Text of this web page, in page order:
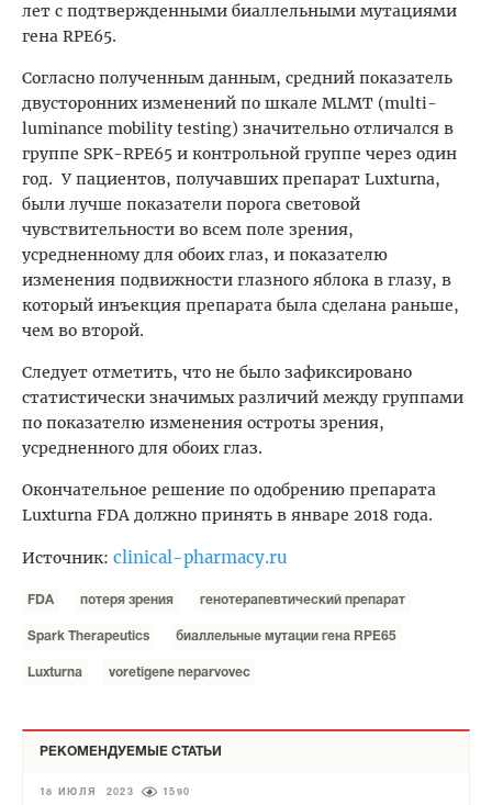
лет с подтвержденными биаллельными мутациями
гена RPE65.
Согласно полученным данным, средний показатель
двусторонних изменений по шкале MLMT (multi-
luminance mobility testing) значительно отличался в
группе SPK-RPE65 и контрольной группе через один
год. У пациентов, получавших препарат Luxturna,
были лучше показатели порога световой
чувствительности во всем поле зрения,
усредненному для обоих глаз, и показателю
изменения подвижности глазного яблока в глазу, в
который инъекция препарата была сделана раньше,
чем во второй.
Следует отметить, что не было зафиксировано
статистически значимых различий между группами
по показателю изменения остроты зрения,
усредненного для обоих глаз.
Окончательное решение по одобрению препарата
Luxturna FDA должно принять в январе 2018 года.
Источник: clinical-pharmacy.ru
FDA потеря зрения генотерапевтический препарат
Spark Therapeutics биаллельные мутации гена RPE65
Luxturna voretigene neparvovec
РЕКОМЕНДУЕМЫЕ СТАТЬИ
18 ИЮЛЯ 2023 1590